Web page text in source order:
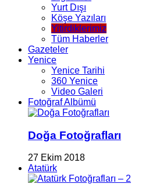
Yurt Dışı
Köşe Yazıları
Yitirdiklerimiz
Tüm Haberler
Gazeteler
Yenice
Yenice Tarihi
360 Yenice
Video Galeri
Fotoğraf Albümü
Doğa Fotoğrafları
27 Ekim 2018
Atatürk